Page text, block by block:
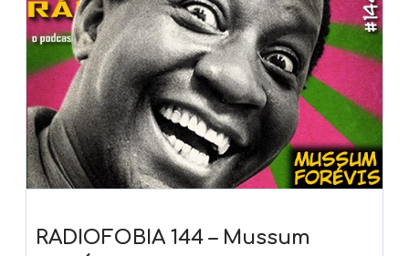
RADIOFOBIA 144 – Mussum